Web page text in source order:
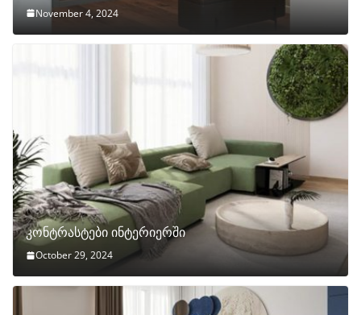
November 4, 2024
კონტრასტები ინტერიერში
October 29, 2024